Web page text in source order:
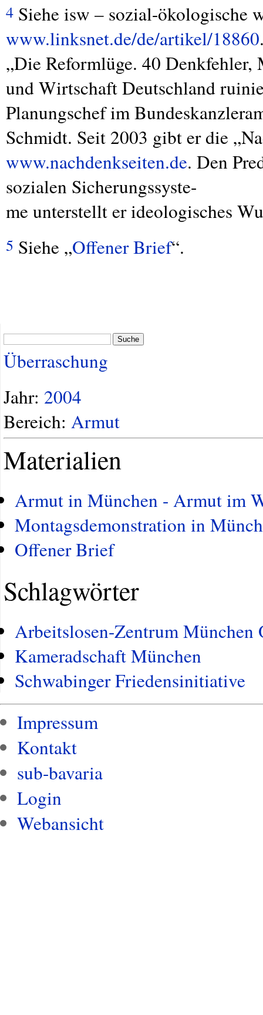
4 Siehe isw – sozial-ökologische
www.linksnet.de/de/artikel/18860
„Die Reformlüge. 40
und Wirtschaft Deutschland
Planungschef im
Schmidt. Seit 2003 gibt er die
www.nachdenkseiten.de. Den
sozialen Sicherungssyste-
me unterstellt er ideologisches
5 Siehe „Offener Brief“.
Suche
Überraschung
Jahr: 2004
Bereich: Armut
Materialien
Armut in München - Armut im
Montagsdemonstration in
Offener Brief
Schlagwörter
Arbeitslosen-Zentrum München
Kameradschaft München
Schwabinger Friedensinitiative
Impressum
Kontakt
sub-bavaria
Login
Webansicht